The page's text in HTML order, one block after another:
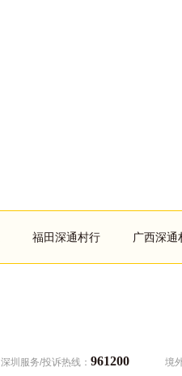
福田深通村行 广西深通
深圳服务/投诉热线： 961200 境